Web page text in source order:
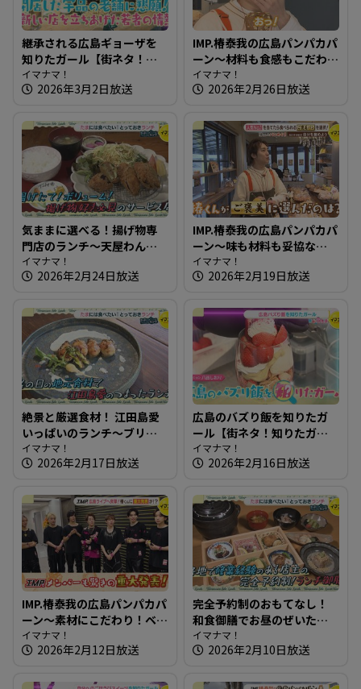
継承される広島ギョーザを
知りたガール【街ネタ！知
りたガール】
イマナマ！
2026年3月2日放送
IMP.椿泰我の広島パンパカパ
ーン～材料も食感もこだわ
り満点！もちもち生地のベ
ーグル
イマナマ！
2026年2月26日放送
気ままに選べる！揚げ物専
門店のランチ～天屋わんや
【たまにはそとランチ】
イマナマ！
2026年2月24日放送
IMP.椿泰我の広島パンパカパ
ーン～味も材料も妥協な
し！珍しい店名のパン屋さ
ん
イマナマ！
2026年2月19日放送
絶景と厳選食材！ 江田島愛
いっぱいのランチ～ブリコ
ラージュ ディセット【たま
にはそとランチ】
イマナマ！
2026年2月17日放送
広島のバズり飯を知りたガ
ール【街ネタ！知りたガー
ル】
イマナマ！
2026年2月16日放送
IMP.椿泰我の広島パンパカパ
ーン～素材にこだわり！ベ
ーグル・総菜パンのお店＆
IMP.広島ライブへ突撃！椿く
イマナマ！
2026年2月12日放送
完全予約制のおもてなし！
和食御膳でお昼のぜいたく
～和ごころ 成【たまにはそ
とランチ】
イマナマ！
2026年2月10日放送